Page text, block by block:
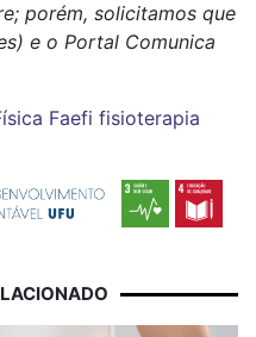
porém, solicitamos que
e o Portal Comunica
Faefi fisioterapia